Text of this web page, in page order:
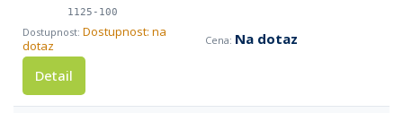
1125-100
Dostupnost: na
dotaz
Na dotaz
Detail